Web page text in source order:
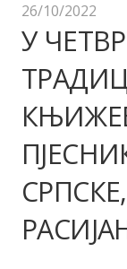
26/10/2022
У